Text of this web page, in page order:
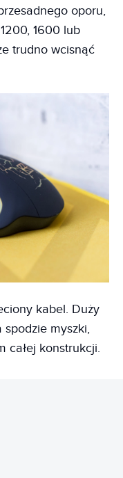
oporu,
1600 lub
trudno wcisnąć
kabel. Duży
myszki,
całej konstrukcji.